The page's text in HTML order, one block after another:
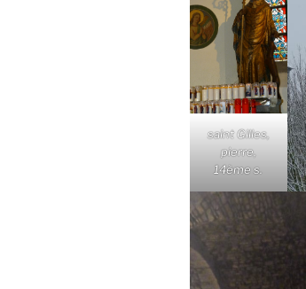
saint Gilles,
pierre,
14ème s.